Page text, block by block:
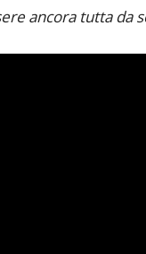
ancora tutta da